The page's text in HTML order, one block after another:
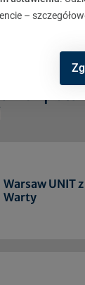
Warsaw UNIT
Warty
–